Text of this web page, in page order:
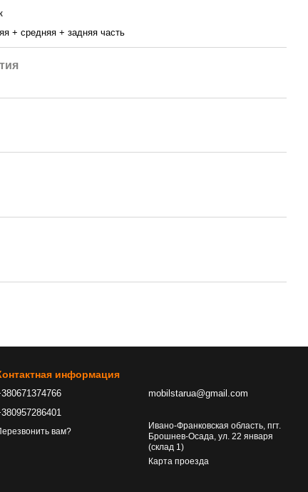
+ средняя + задняя часть
информация
вам?
mobilstarua@gmail.com
Ивано-Франковская область, пгт.
Брошнев-Осада, ул. 22 января
(склад 1)
Карта проезда